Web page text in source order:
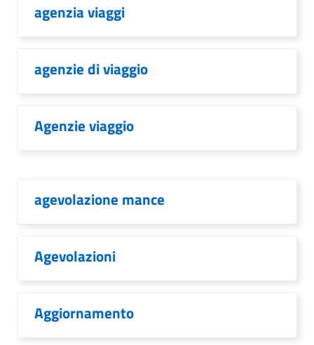
agenzia viaggi
agenzie di viaggio
Agenzie viaggio
agevolazione mance
Agevolazioni
Aggiornamento